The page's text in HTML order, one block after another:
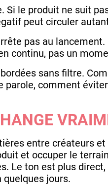
Si le produit ne suit
peut circuler
pas au
continu, pas un
sans filtre.
comment
entre créateurs
et occuper le
Le ton est plus
jours.